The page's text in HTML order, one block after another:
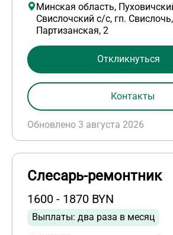
Минская область,
Свислочский с/с, гп.
Партизанская, 2
Обновлено 3 августа 2026
Откликнуться
Контакты
Слесарь-ремонтник
1600 - 1870 BYN
Выплаты: два раза в месяц